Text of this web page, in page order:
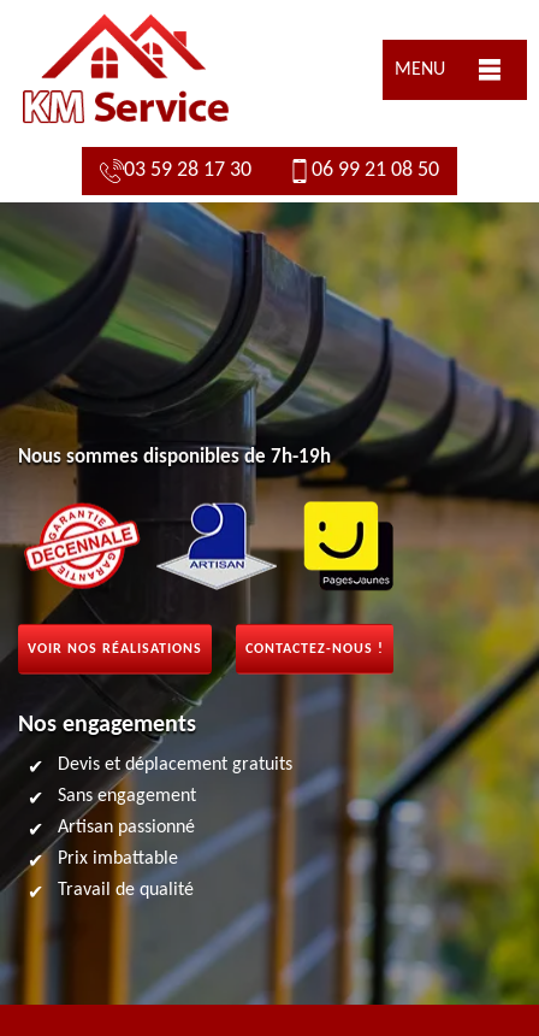
MENU
03 59 28 17 30 06 99 21 08 50
Nous sommes disponibles de 7h-19h
VOIR NOS RÉALISATIONS CONTACTEZ-NOUS !
Nos engagements
Devis et déplacement gratuits
Sans engagement
Artisan passionné
Prix imbattable
Travail de qualité